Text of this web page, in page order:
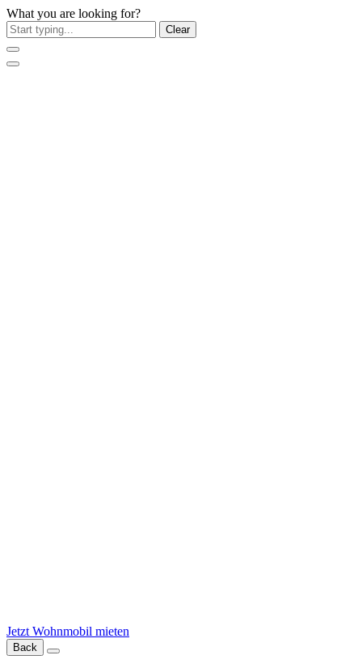
What you are looking for?
Clear
Jetzt Wohnmobil mieten
Back